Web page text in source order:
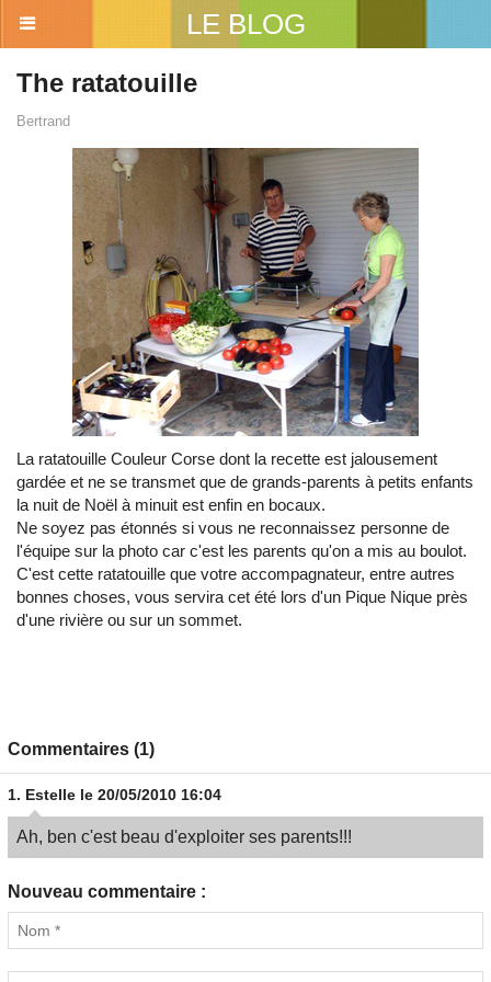
LE BLOG
The ratatouille
Bertrand
La ratatouille Couleur Corse dont la recette est jalousement
gardée et ne se transmet que de grands-parents à petits enfants
la nuit de Noël à minuit est enfin en bocaux.
Ne soyez pas étonnés si vous ne reconnaissez personne de
l'équipe sur la photo car c'est les parents qu'on a mis au boulot.
C'est cette ratatouille que votre accompagnateur, entre autres
bonnes choses, vous servira cet été lors d'un Pique Nique près
d'une rivière ou sur un sommet.
Commentaires (1)
1. Estelle le 20/05/2010 16:04
Ah, ben c'est beau d'exploiter ses parents!!!
Nouveau commentaire :